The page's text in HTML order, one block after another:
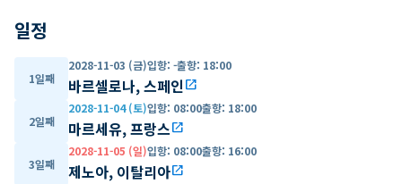
일정
1일째
2028-11-03 (금)입항: -출항: 18:00
바르셀로나, 스페인open_in_new
2일째
2028-11-04 (토)입항: 08:00출항: 18:00
마르세유, 프랑스open_in_new
3일째
2028-11-05 (일)입항: 08:00출항: 16:00
제노아, 이탈리아open_in_new